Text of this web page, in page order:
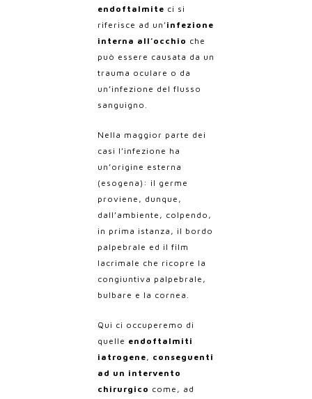
endoftalmite ci si
riferisce ad un’infezione
interna all’occhio che
può essere causata da un
trauma oculare o da
un’infezione del flusso
sanguigno.
Nella maggior parte dei
casi l’infezione ha
un’origine esterna
(esogena): il germe
proviene, dunque,
dall’ambiente, colpendo,
in prima istanza, il bordo
palpebrale ed il film
lacrimale che ricopre la
congiuntiva palpebrale,
bulbare e la cornea.
Qui ci occuperemo di
quelle endoftalmiti
iatrogene, conseguenti
ad un intervento
chirurgico come, ad